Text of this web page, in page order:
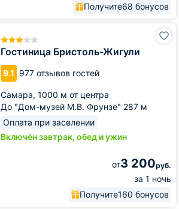
Получите68 бонусов
Гостиница Бристоль-Жигули
9.1 977 отзывов гостей
Самара, 1000 м от центра
До "Дом-музей М.В. Фрунзе" 287 м
Оплата при заселении
Включён завтрак, обед и ужин
от3 200руб.
за 1 ночь
Получите160 бонусов